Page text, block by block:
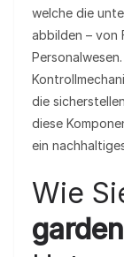
welche die
abbilden – von
die
diese
ein
Wie
garden